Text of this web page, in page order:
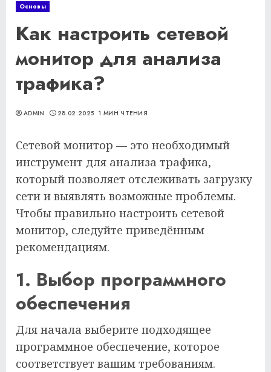
Основы
Как настроить сетевой
монитор для анализа
трафика?
ADMIN 28.02.2025 1 МИН ЧТЕНИЯ
Сетевой монитор — это необходимый
инструмент для анализа трафика,
который позволяет отслеживать загрузку
сети и выявлять возможные проблемы.
Чтобы правильно настроить сетевой
монитор, следуйте приведённым
рекомендациям.
1. Выбор программного
обеспечения
Для начала выберите подходящее
программное обеспечение, которое
соответствует вашим требованиям.